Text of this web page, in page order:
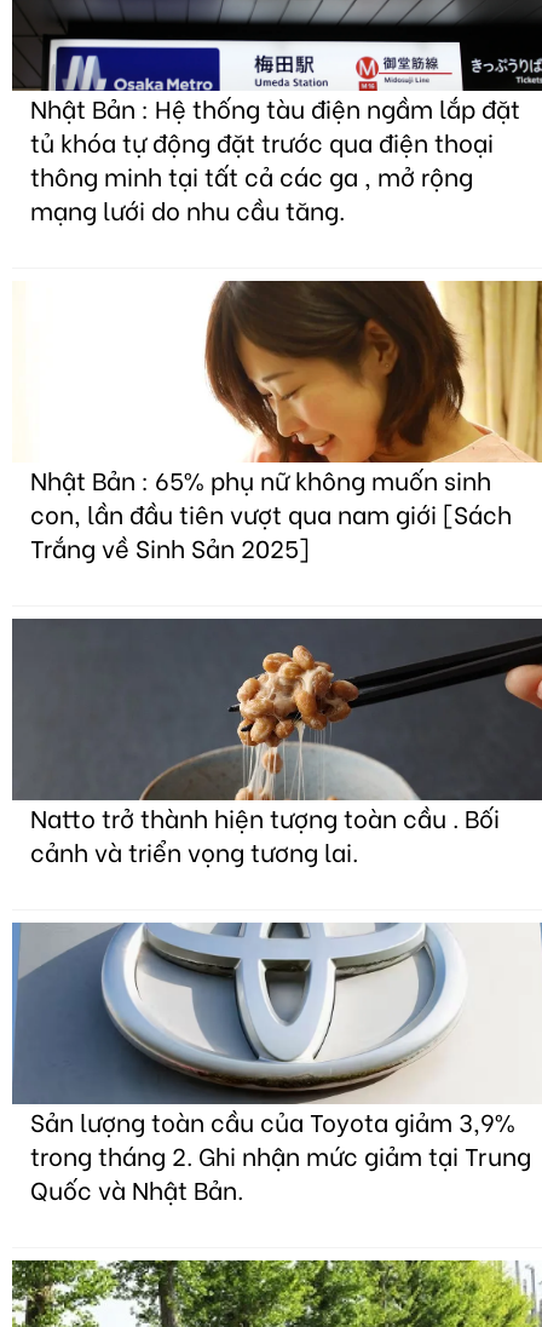
Nhật Bản : Hệ thống tàu điện ngầm lắp đặt
tủ khóa tự động đặt trước qua điện thoại
thông minh tại tất cả các ga , mở rộng
mạng lưới do nhu cầu tăng.
Nhật Bản : 65% phụ nữ không muốn sinh
con, lần đầu tiên vượt qua nam giới [Sách
Trắng về Sinh Sản 2025]
Natto trở thành hiện tượng toàn cầu . Bối
cảnh và triển vọng tương lai.
Sản lượng toàn cầu của Toyota giảm 3,9%
trong tháng 2. Ghi nhận mức giảm tại Trung
Quốc và Nhật Bản.